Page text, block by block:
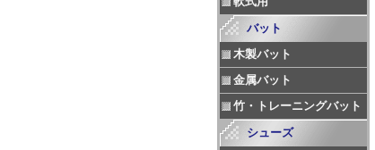
バット
木製バット
金属バット
竹・トレーニングバット
シューズ